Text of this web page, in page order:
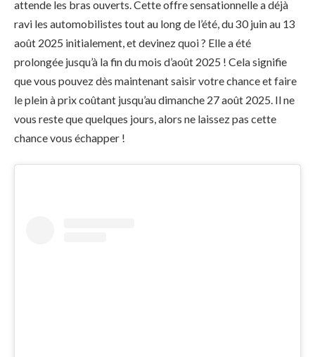
attende les bras ouverts. Cette offre sensationnelle a déjà
ravi les automobilistes tout au long de l’été, du 30 juin au 13
août 2025 initialement, et devinez quoi ? Elle a été
prolongée jusqu’à la fin du mois d’août 2025 ! Cela signifie
que vous pouvez dès maintenant saisir votre chance et faire
le plein à prix coûtant jusqu’au dimanche 27 août 2025. Il ne
vous reste que quelques jours, alors ne laissez pas cette
chance vous échapper !